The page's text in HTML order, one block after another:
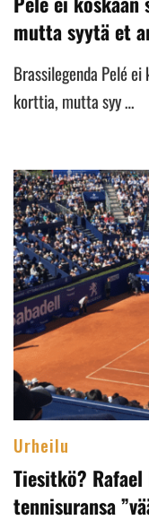
mutta syytä et
Brassilegenda Pelé
korttia, mutta syy …
Urheilu
Tiesitkö?
tennisuransa